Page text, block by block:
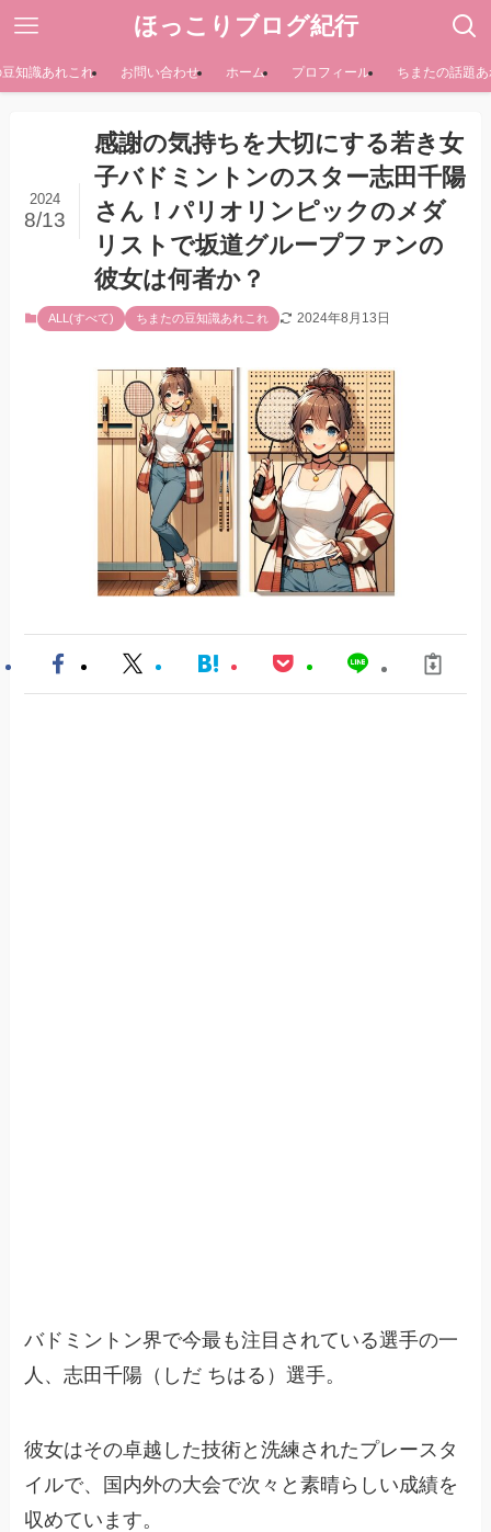
ほっこりブログ紀行
知識あれこれ お問い合わせ ホーム プロフィール ちまたの話題
感謝の気持ちを大切にする若き女
子バドミントンのスター志田千陽
さん！パリオリンピックのメダ
リストで坂道グループファンの
彼女は何者か？
2024
8/13
ALL(すべて) ちまたの豆知識あれこれ 2024年8月13日
バドミントン界で今最も注目されている選手の一
人、志田千陽（しだ ちはる）選手。
彼女はその卓越した技術と洗練されたプレースタ
イルで、国内外の大会で次々と素晴らしい成績を
収めています。